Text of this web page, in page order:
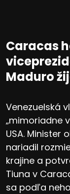
Caracas
Maduro
Venezuelská
„mimoriadne
USA. Minister
nariadil
krajine a
Tiuna v
sa podľa